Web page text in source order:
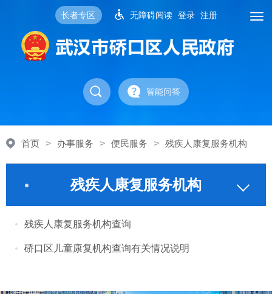
长者专区 无障碍阅读 登录 注册
智能问答
首页 > 办事服务 > 便民服务 > 残疾人康复服务机构
残疾人康复服务机构
残疾人康复服务机构查询
硚口区儿童康复机构查询有关情况说明